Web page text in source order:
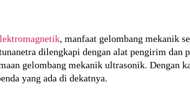
, manfaat gelombang mekanik
dilengkapi dengan alat pengirim dan
gelombang mekanik ultrasonik. Dengan
yang ada di dekatnya.